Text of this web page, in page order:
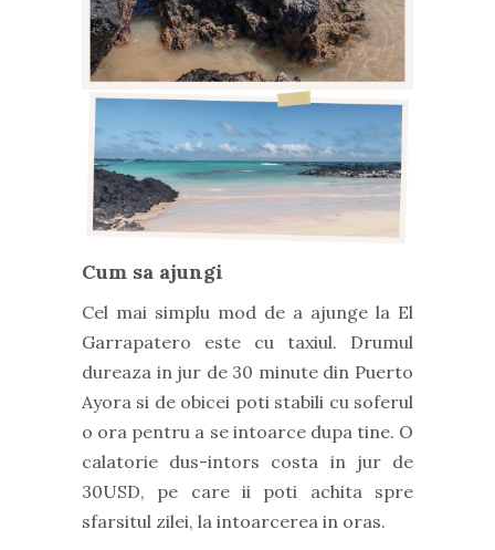
Cum sa ajungi
Cel mai simplu mod de a ajunge la El
Garrapatero este cu taxiul. Drumul
dureaza in jur de 30 minute din Puerto
Ayora si de obicei poti stabili cu soferul
o ora pentru a se intoarce dupa tine. O
calatorie dus-intors costa in jur de
30USD, pe care ii poti achita spre
sfarsitul zilei, la intoarcerea in oras.